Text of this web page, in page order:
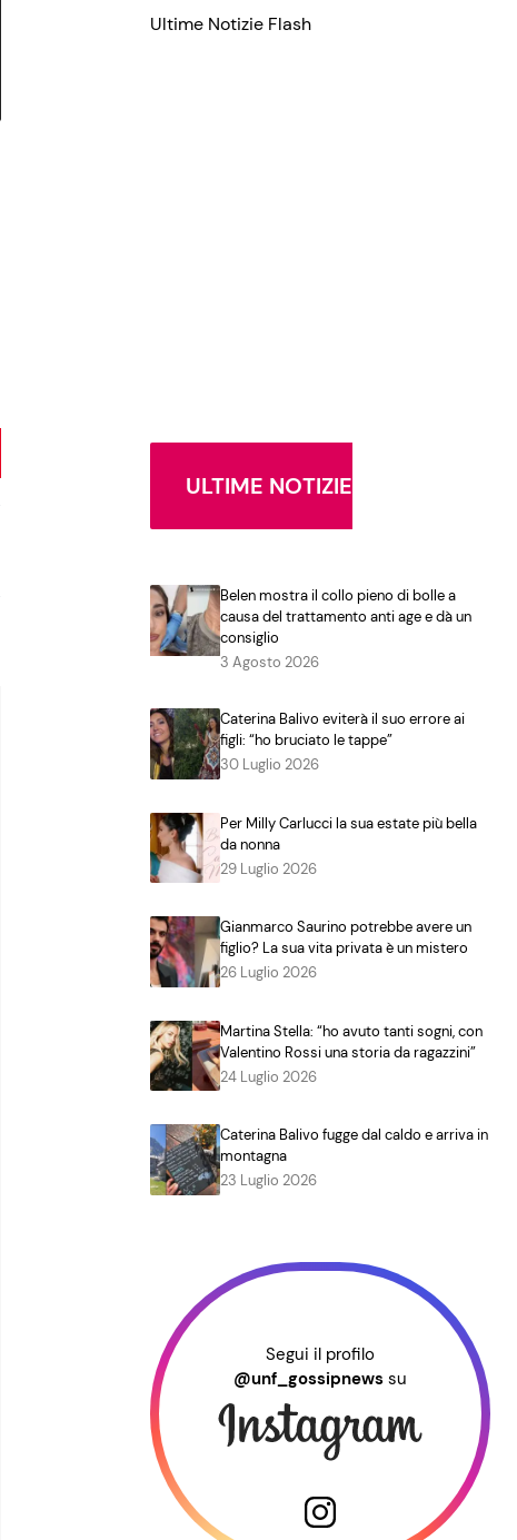
Ultime Notizie Flash
ULTIME NOTIZIE
Belen mostra il collo pieno di bolle a
causa del trattamento anti age e dà un
consiglio
3 Agosto 2026
Caterina Balivo eviterà il suo errore ai
figli: “ho bruciato le tappe”
30 Luglio 2026
Per Milly Carlucci la sua estate più bella
da nonna
29 Luglio 2026
Gianmarco Saurino potrebbe avere un
figlio? La sua vita privata è un mistero
26 Luglio 2026
Martina Stella: “ho avuto tanti sogni, con
Valentino Rossi una storia da ragazzini”
24 Luglio 2026
Caterina Balivo fugge dal caldo e arriva in
montagna
23 Luglio 2026
Segui il profilo
@unf_gossipnews su